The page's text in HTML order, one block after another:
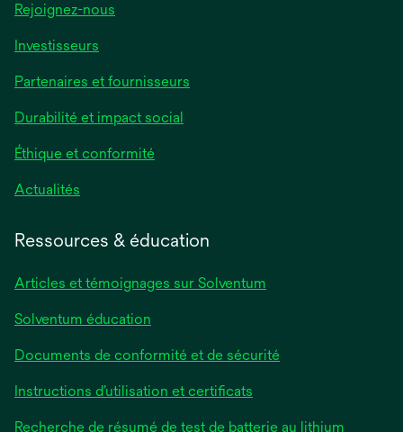
Rejoignez-nous
Investisseurs
Partenaires et fournisseurs
Durabilité et impact social
Éthique et conformité
Actualités
Ressources & éducation
Articles et témoignages sur Solventum
Solventum éducation
Documents de conformité et de sécurité
Instructions d’utilisation et certificats
Recherche de résumé de test de batterie au lithium